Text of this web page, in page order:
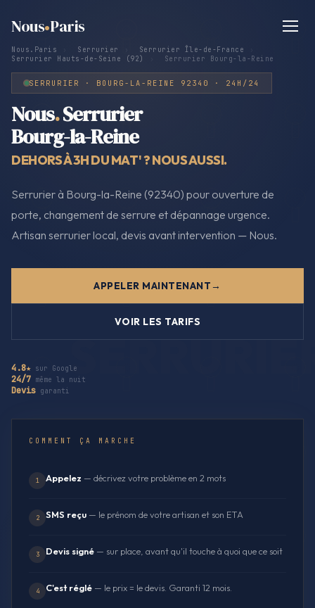
Nous Paris
Nous.Paris Serrurier Serrurier Île-de-France
Serrurier Hauts-de-Seine (92)
Serrurier Bourg-la-Reine
SERRURIER · BOURG-LA-REINE 92340 · 24H/24
Nous.Serrurier
Bourg-la-Reine
DEHORS À 3H DU MAT' ? NOUS AUSSI.
Serrurier à Bourg-la-Reine (92340) pour ouverture de
porte, changement de serrure et dépannage urgence.
Artisan serrurier local, devis avant intervention — Nous.
APPELER MAINTENANT
VOIR LES TARIFS
4.8★ sur Google
24/7 même la nuit
Devis garanti
COMMENT ÇA MARCHE
1 Appelez — décrivez votre problème en 2 mots
2 SMS reçu — le prénom de votre artisan et son ETA
3 Devis signé — sur place, avant qu'il touche à quoi que ce soit
4 C'est réglé — le prix = le devis. Garanti 12 mois.